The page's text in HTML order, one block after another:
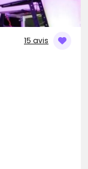
15 avis